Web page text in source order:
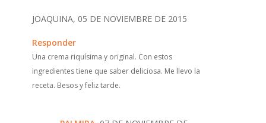
JOAQUINA, 05 DE NOVIEMBRE DE 2015
Responder
Una crema riquísima y original. Con estos
ingredientes tiene que saber deliciosa. Me llevo la
receta. Besos y feliz tarde.